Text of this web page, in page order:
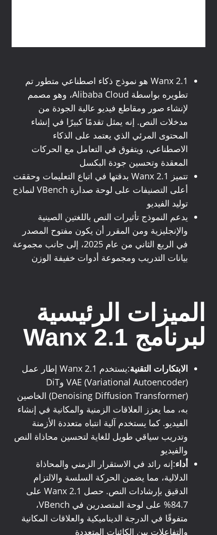
Wanx 2.1 هو نموذج ذكاء اصطناعي متطور تم
تطويره بواسطة Alibaba Cloud، وهو مصمم
لإنشاء صور ومقاطع فيديو عالية الجودة من
مدخلات النص. إنه يمثل تقدمًا كبيرًا في إنشاء
المحتوى المرئي الذي يعتمد على الذكاء
الاصطناعي، ويتفوق في التعامل مع الحركات
المعقدة وتحسين جودة البكسل
تتميز Wanx 2.1 بدقتها في اتباع التعليمات وحققت
أعلى التصنيفات على لوحة صدارة VBench لنماذج
توليد الفيديو
يدعم النموذج تأثيرات النص باللغتين الصينية
والإنجليزية ومن المقرر أن يكون مفتوح المصدر
في الربع الثاني من عام 2025، إلى جانب مجموعة
بيانات التدريب ومجموعة أدوات خفيفة الوزن
الميزات الرئيسية
لبرنامج Wanx 2.1
الابتكارات التقنية
:يستخدم Wanx 2.1 إطار عمل
VAE (Variational Autoencoder) وDiT
(Denoising Diffusion Transformer) الخاصين
به، مما يعزز العلاقات الزمنية والمكانية في إنشاء
الفيديو. كما يستخدم آلية انتباه متعددة الأزمنة
وتدريب سياقي طويل للغاية لتحسين محاذاة النص
والفيديو
أداء:إنه رائد في الاستقرار الزمني والمحاذاة
الدلالية، مما يضمن الحركة السلسة والالتزام
الدقيق بإرشادات النص. حصل Wanx 2.1 على
84.7% على لوحة المتصدرين في VBench،
متفوقًا في الدرجة الديناميكية والعلاقات المكانية
والتفاعلات بين الكائنات المتعددة